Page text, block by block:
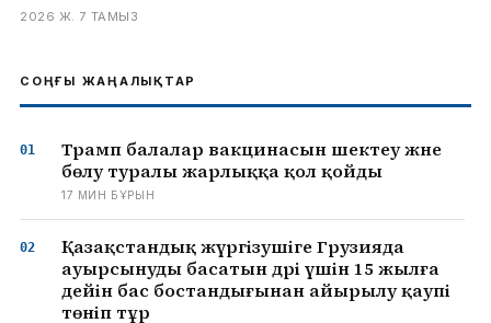
2026 Ж. 7 ТАМЫЗ
СОҢҒЫ ЖАҢАЛЫҚТАР
Трамп балалар вакцинасын шектеу және
бөлу туралы жарлыққа қол қойды
17 МИН БҰРЫН
Қазақстандық жүргізушіге Грузияда
ауырсынуды басатын дәрі үшін 15 жылға
дейін бас бостандығынан айырылу қаупі
төніп тұр